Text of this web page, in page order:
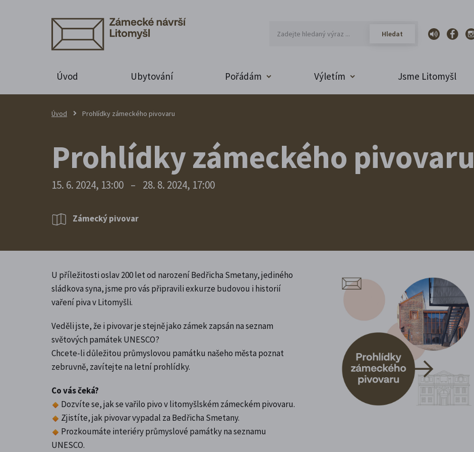
Úvod Ubytování Pořádám Výletím Jsme Litomyšl
Úvod Prohlídky zámeckého pivovaru
Prohlídky zámeckého pivovaru
15. 6. 2024, 13:00 – 28. 8. 2024, 17:00
Zámecký pivovar
U příležitosti oslav 200 let od narození Bedřicha Smetany, jediného
sládkova syna, jsme pro vás připravili exkurze budovou i historií
vaření piva v Litomyšli.
Veděli jste, že i pivovar je stejně jako zámek zapsán na seznam
světových památek UNESCO?
Chcete-li důležitou průmyslovou památku našeho města poznat
zebruvně, zavítejte na letní prohlídky.
Co vás čeká?
Dozvíte se, jak se vařilo pivo v litomyšlském zámeckém pivovaru.
Zjistíte, jak pivovar vypadal za Bedřicha Smetany.
Prozkoumáte interiéry průmyslové památky na seznamu
UNESCO.